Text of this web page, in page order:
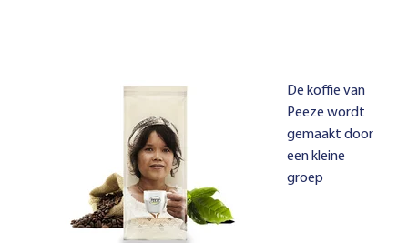
De koffie van
Peeze wordt
gemaakt door
een kleine
groep